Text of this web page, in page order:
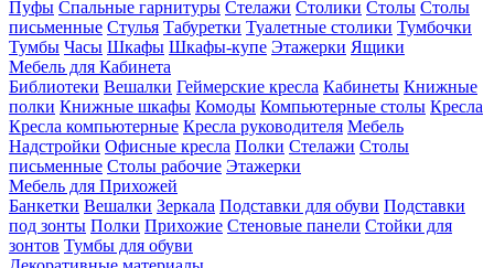
Пуфы Спальные гарнитуры Стелажи Столики Столы Столы
письменные Стулья Табуретки Туалетные столики Тумбочки
Тумбы Часы Шкафы Шкафы-купе Этажерки Ящики
Мебель для Кабинета
Библиотеки Вешалки Геймерские кресла Кабинеты Книжные
полки Книжные шкафы Комоды Компьютерные столы Кресла
Кресла компьютерные Кресла руководителя Мебель
Надстройки Офисные кресла Полки Стелажи Столы
письменные Столы рабочие Этажерки
Мебель для Прихожей
Банкетки Вешалки Зеркала Подставки для обуви Подставки
под зонты Полки Прихожие Стеновые панели Стойки для
зонтов Тумбы для обуви